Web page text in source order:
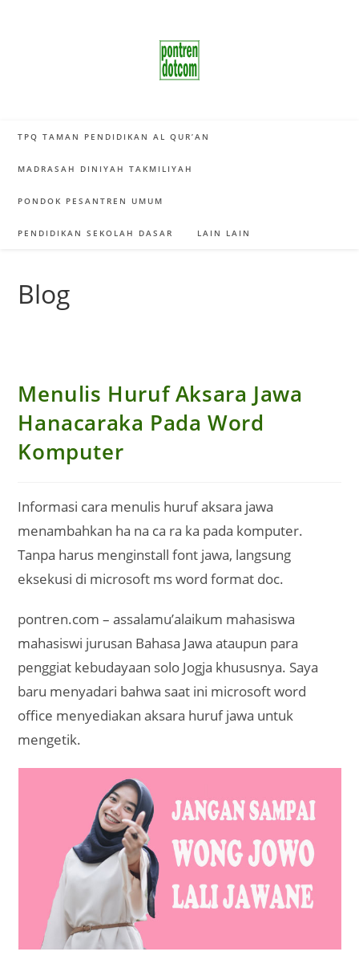
TPQ TAMAN PENDIDIKAN AL QUR’AN
MADRASAH DINIYAH TAKMILIYAH
PONDOK PESANTREN UMUM
PENDIDIKAN SEKOLAH DASAR LAIN LAIN
Blog
Menulis Huruf Aksara Jawa
Hanacaraka Pada Word
Komputer
Informasi cara menulis huruf aksara jawa
menambahkan ha na ca ra ka pada komputer.
Tanpa harus menginstall font jawa, langsung
eksekusi di microsoft ms word format doc.
pontren.com – assalamu’alaikum mahasiswa
mahasiswi jurusan Bahasa Jawa ataupun para
penggiat kebudayaan solo Jogja khususnya. Saya
baru menyadari bahwa saat ini microsoft word
office menyediakan aksara huruf jawa untuk
mengetik.